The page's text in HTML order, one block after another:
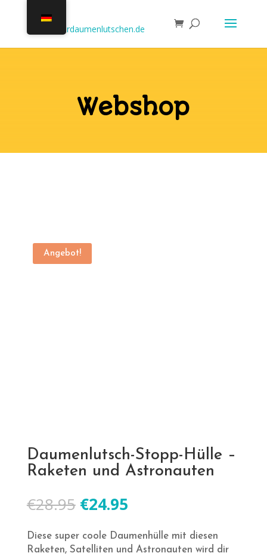
Webshop
Angebot!
Daumenlutsch-Stopp-Hülle –
Raketen und Astronauten
€28.95 Ursprünglicher
Preis
war:
€28.95
€24.95Aktueller
ist:
€24.95.
Diese super coole Daumenhülle mit diesen
Raketen, Satelliten und Astronauten wird dir